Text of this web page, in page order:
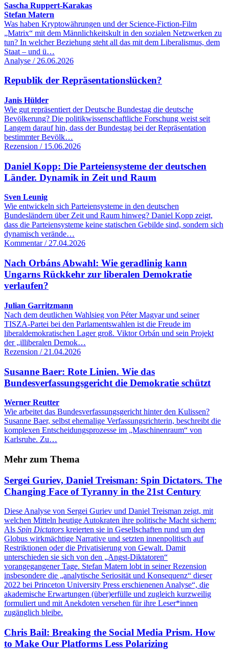
Sascha Ruppert-Karakas
Stefan Matern
Was haben Kryptowährungen und der Science-Fiction-Film
„Matrix“ mit dem Männlichkeitskult in den sozialen Netzwerken zu
tun? In welcher Beziehung steht all das mit dem Liberalismus, dem
Staat – und ü…
Analyse / 26.06.2026
Republik der Repräsentationslücken?
Janis Hülder
Wie gut repräsentiert der Deutsche Bundestag die deutsche
Bevölkerung? Die politikwissenschaftliche Forschung weist seit
Langem darauf hin, dass der Bundestag bei der Repräsentation
bestimmter Bevölk…
Rezension / 15.06.2026
Daniel Kopp: Die Parteiensysteme der deutschen
Länder. Dynamik in Zeit und Raum
Sven Leunig
Wie entwickeln sich Parteiensysteme in den deutschen
Bundesländern über Zeit und Raum hinweg? Daniel Kopp zeigt,
dass die Parteiensysteme keine statischen Gebilde sind, sondern sich
dynamisch verände…
Kommentar / 27.04.2026
Nach Orbáns Abwahl: Wie geradlinig kann
Ungarns Rückkehr zur liberalen Demokratie
verlaufen?
Julian Garritzmann
Nach dem deutlichen Wahlsieg von Péter Magyar und seiner
TISZA-Partei bei den Parlamentswahlen ist die Freude im
liberaldemokratischen Lager groß. Viktor Orbán und sein Projekt
der „illiberalen Demok…
Rezension / 21.04.2026
Susanne Baer: Rote Linien. Wie das
Bundesverfassungsgericht die Demokratie schützt
Werner Reutter
Wie arbeitet das Bundesverfassungsgericht hinter den Kulissen?
Susanne Baer, selbst ehemalige Verfassungsrichterin, beschreibt die
komplexen Entscheidungsprozesse im „Maschinenraum“ von
Karlsruhe. Zu…
Mehr zum Thema
Sergei Guriev, Daniel Treisman: Spin Dictators. The
Changing Face of Tyranny in the 21st Century
Diese Analyse von Sergei Guriev und Daniel Treisman zeigt, mit
welchen Mitteln heutige Autokraten ihre politische Macht sichern:
Als Spin Dictators kreierten sie in Gesellschaften rund um den
Globus wirkmächtige Narrative und setzten innenpolitisch auf
Restriktionen oder die Privatisierung von Gewalt. Damit
unterschieden sie sich von den „Angst-Diktatoren“
vorangegangener Tage. Stefan Matern lobt in seiner Rezension
insbesondere die „analytische Seriosität und Konsequenz“ dieser
2022 bei Princeton University Press erschienenen Analyse“, die
akademische Erwartungen (über)erfülle und zugleich kurzweilig
formuliert und mit Anekdoten versehen für ihre Leser*innen
zugänglich bleibe.
Chris Bail: Breaking the Social Media Prism. How
to Make Our Platforms Less Polarizing